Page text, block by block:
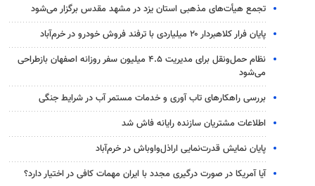
تجمع هیأت‌های مذهبی استان یزد در مشهد مقدس برگزار می‌شود
پایان فرار کلاهبردار ۲۰ میلیاردی با ترفند فروش خودرو در خرم‌آباد
نظام حمل‌ونقل برای مدیریت ۴.۵ میلیون سفر روزانه اصفهان بازطراحی
می‌شود
بررسی راهکارهای تاب آوری و خدمات مستمر آب در شرایط جنگی
اطلاعات مشتریان سازنده رایانه فاش شد
پایان نمایش قدرت‌نمایی اراذل‌واوباش در خرم‌آباد
آیا آمریکا در صورت درگیری مجدد با ایران مهمات کافی در اختیار دارد؟